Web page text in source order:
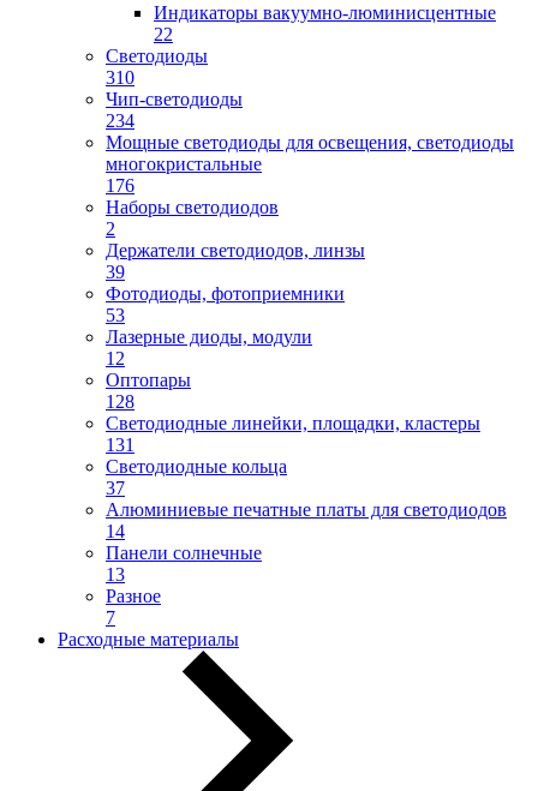
Индикаторы вакуумно-люминисцентные
22
Светодиоды
310
Чип-светодиоды
234
Мощные светодиоды для освещения, светодиоды
многокристальные
176
Наборы светодиодов
2
Держатели светодиодов, линзы
39
Фотодиоды, фотоприемники
53
Лазерные диоды, модули
12
Оптопары
128
Светодиодные линейки, площадки, кластеры
131
Светодиодные кольца
37
Алюминиевые печатные платы для светодиодов
14
Панели солнечные
13
Разное
7
Расходные материалы